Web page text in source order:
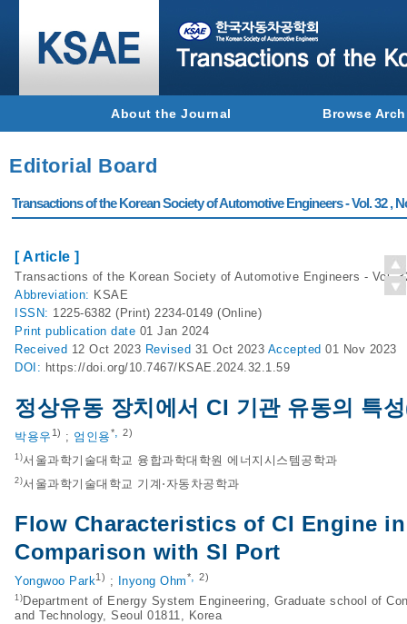
About the Journal Browse
Editorial Board
Transactions of the Korean Society of Automotive Engineers - Vol. 32 ,
[ Article ]
Transactions of the Korean Society of Automotive Engineers - Vol.
Abbreviation: KSAE
ISSN: 1225-6382 (Print) 2234-0149 (Online)
Print publication date 01 Jan 2024
Received 12 Oct 2023 Revised 31 Oct 2023 Accepted 01 Nov 2023
DOI: https://doi.org/10.7467/KSAE.2024.32.1.59
정상유동 장치에서 CI 기관 유동의 특
박용우 1) ; 엄인용*, 2)
1)서울과학기술대학교 융합과학대학원 에너지시스템공학과
2)서울과학기술대학교 기계⋅자동차공학과
Flow Characteristics of CI Engine
Comparison with SI Port
Yongwoo Park1) ; Inyong Ohm*, 2)
1) Department of Energy System Engineering, Graduate school of
and Technology, Seoul 01811, Korea